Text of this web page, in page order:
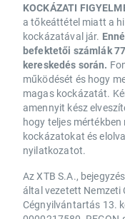
KOCKÁZATI
a tőkeáttétel miatt a
kockázatával jár.
befektetői számlák
kereskedés során.
működését és hogy
magas kockázatát.
amennyit kész
hogy teljes
kockázatokat és
nyilatkozatot.
Az XTB S.A.,
által vezetett Nemzeti
Cégnyilvántartás 13.